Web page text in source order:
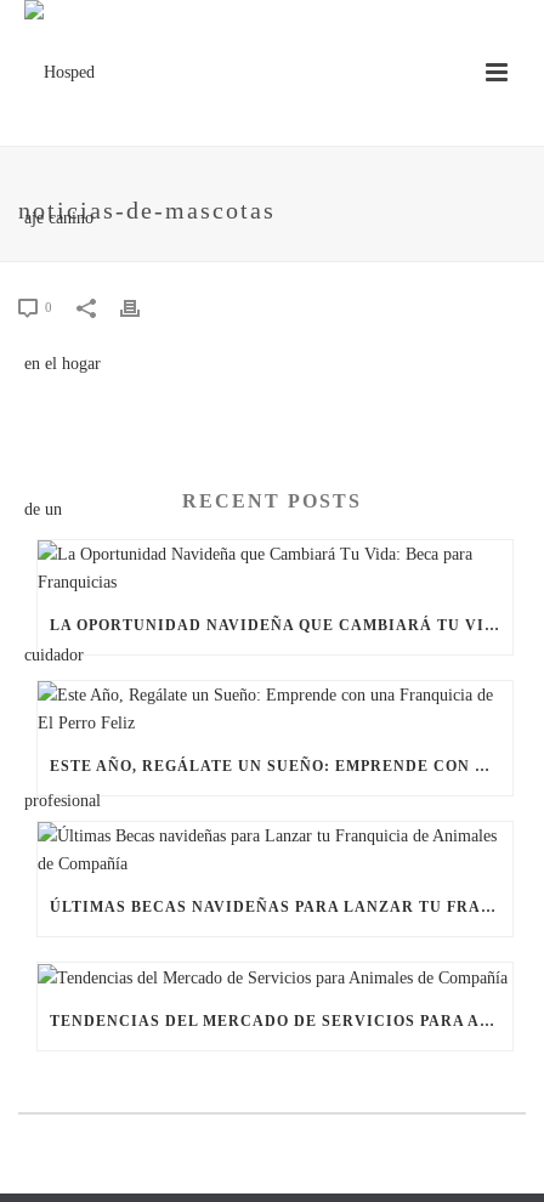
noticias-de-mascotas
0
RECENT POSTS
LA OPORTUNIDAD NAVIDEÑA QUE CAMBIARÁ TU VIDA: BECA PARA FRANQUICIAS
ESTE AÑO, REGÁLATE UN SUEÑO: EMPRENDE CON UNA FRANQUICIA DE EL PERRO FELIZ
ÚLTIMAS BECAS NAVIDEÑAS PARA LANZAR TU FRANQUICIA DE ANIMALES DE COMPAÑÍA
TENDENCIAS DEL MERCADO DE SERVICIOS PARA ANIMALES DE COMPAÑÍA